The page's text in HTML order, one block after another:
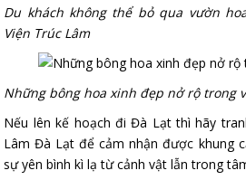
Du khách không thể bỏ qua vườn
Viện Trúc Lâm
Những bông hoa xinh đẹp nở rộ trong
Nếu lên kế hoạch đi Đà Lạt thì hãy
Lâm Đà Lạt để cảm nhận được khung
sự yên bình kì lạ từ cảnh vật lẫn trong